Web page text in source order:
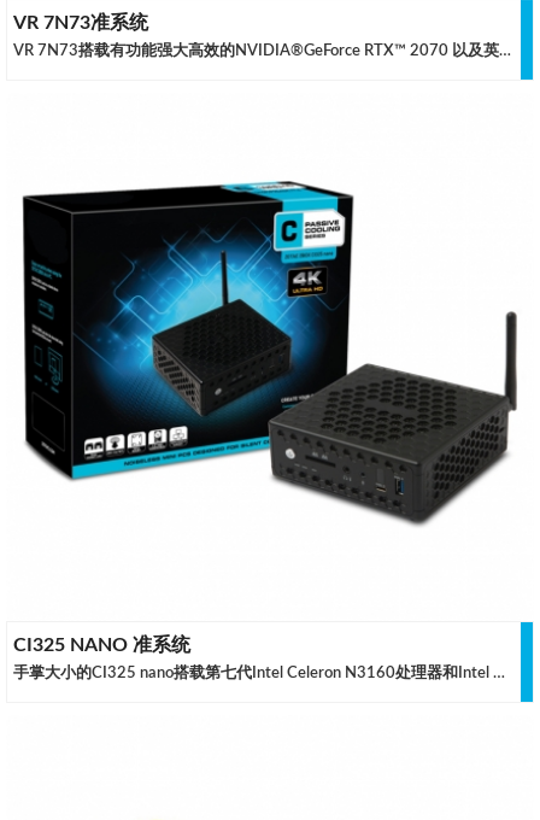
VR 7N73准系统
VR 7N73搭载有功能强大高效的NVIDIA®GeForce RTX™ 2070 以及英特尔酷睿™ i7-9750H处理器，双肩包的设计实现了虚拟现实的体验，让用户享受完全沉浸式虚拟现实时没有任何障碍，摆脱传统平台的束缚.
CI325 NANO 准系统
手掌大小的CI325 nano搭载第七代Intel Celeron N3160处理器和Intel HD Graphics独立显卡 ，可带来极致安静的工作体验.它采用特殊的被动冷却壳体，直接物理上消灭了冷却风扇产生的噪音，带来安静的工作体验，同时能够保持表面清凉的触感。 完美适用于网页浏览，电子邮件，生产创造和流畅的高清娱乐，不会产生任何噪音干扰.